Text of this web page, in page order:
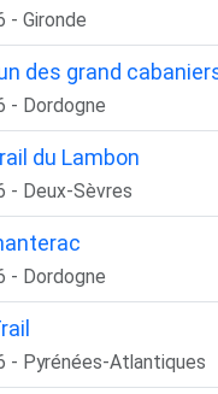
Gironde
des grand
- Dordogne
du Lambon
- Deux-Sèvres
- Dordogne
- Pyrénées-Atlantiques